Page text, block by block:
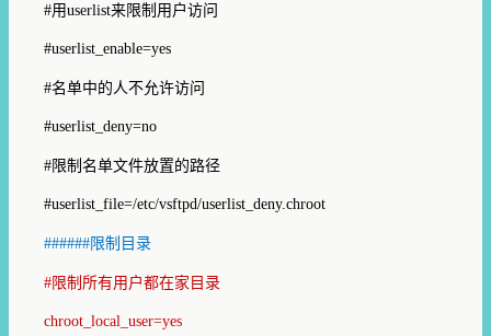
#用userlist来限制用户访问
#userlist_enable=yes
#名单中的人不允许访问
#userlist_deny=no
# 限制名单文件放置的路径
#userlist_file=/etc/vsftpd/userlist_deny.chroot
###### 限制目录
# 限制所有用户都在家目录
chroot_local_user=yes